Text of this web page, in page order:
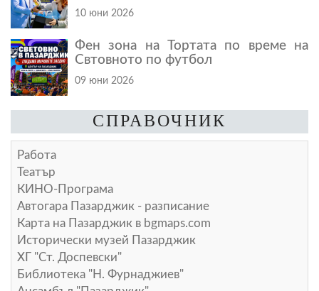
10 юни 2026
Фен зона на Тортата по време на
Свтовното по футбол
09 юни 2026
СПРАВОЧНИК
Работа
Театър
КИНО-Програма
Автогара Пазарджик - разписание
Карта на Пазарджик в bgmaps.com
Исторически музей Пазарджик
ХГ "Ст. Доспевски"
Библиотека "Н. Фурнаджиев"